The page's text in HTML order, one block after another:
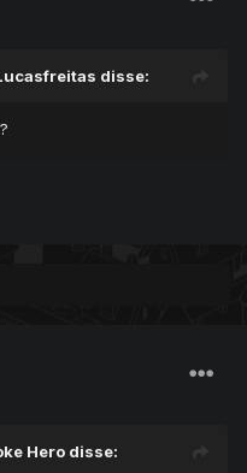
q2r93mVUVx4
disse:
Hero disse: